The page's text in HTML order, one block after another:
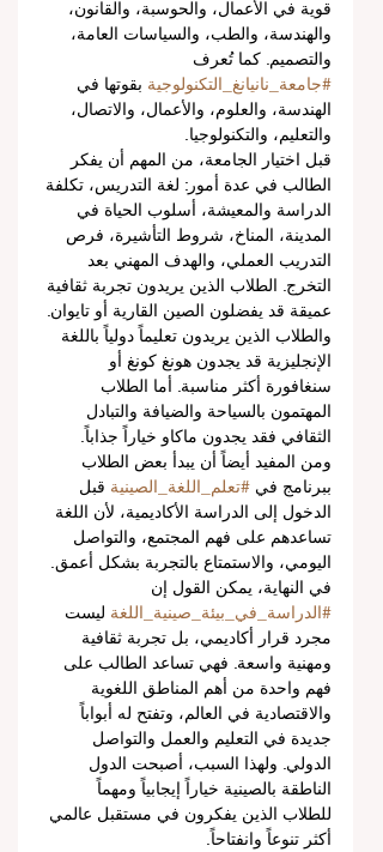
قوية في الأعمال، والحوسبة، والقانون،
والهندسة، والطب، والسياسات العامة،
والتصميم. كما تُعرف
#جامعة_نانيانغ_التكنولوجية بقوتها في
الهندسة، والعلوم، والأعمال، والاتصال،
والتعليم، والتكنولوجيا.
قبل اختيار الجامعة، من المهم أن يفكر
الطالب في عدة أمور: لغة التدريس، تكلفة
الدراسة والمعيشة، أسلوب الحياة في
المدينة، المناخ، شروط التأشيرة، فرص
التدريب العملي، والهدف المهني بعد
التخرج. الطلاب الذين يريدون تجربة ثقافية
عميقة قد يفضلون الصين القارية أو تايوان.
والطلاب الذين يريدون تعليماً دولياً باللغة
الإنجليزية قد يجدون هونغ كونغ أو
سنغافورة أكثر مناسبة. أما الطلاب
المهتمون بالسياحة والضيافة والتبادل
الثقافي فقد يجدون ماكاو خياراً جذاباً.
ومن المفيد أيضاً أن يبدأ بعض الطلاب
ببرنامج في #تعلم_اللغة_الصينية قبل
الدخول إلى الدراسة الأكاديمية، لأن اللغة
تساعدهم على فهم المجتمع، والتواصل
اليومي، والاستمتاع بالتجربة بشكل أعمق.
في النهاية، يمكن القول إن
#الدراسة_في_بيئة_صينية_اللغة ليست
مجرد قرار أكاديمي، بل تجربة ثقافية
ومهنية واسعة. فهي تساعد الطالب على
فهم واحدة من أهم المناطق اللغوية
والاقتصادية في العالم، وتفتح له أبواباً
جديدة في التعليم والعمل والتواصل
الدولي. ولهذا السبب، أصبحت الدول
الناطقة بالصينية خياراً إيجابياً ومهماً
للطلاب الذين يفكرون في مستقبل عالمي
أكثر تنوعاً وانفتاحاً.